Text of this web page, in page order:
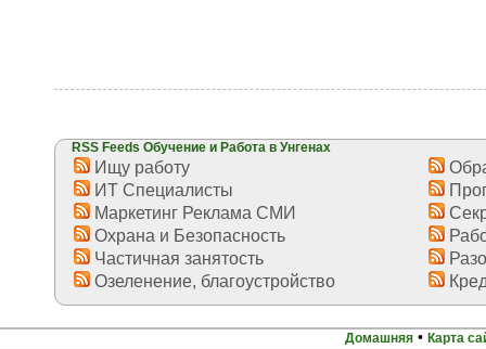
RSS Feeds Обучение и Работа в Унгенах
Ищу работу
ИТ Специалисты
Маркетинг Реклама СМИ
Охрана и Безопасность
Частичная занятость
Озеленение, благоустройство
Домашняя • Карта